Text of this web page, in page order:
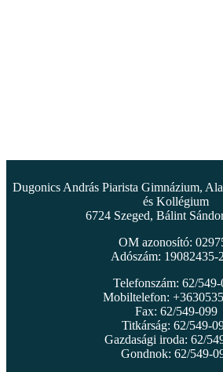
Dugonics András Piarista Gimnázium,
és Kollégium
6724 Szeged, Bálint
OM azonosító:
Adószám: 19082435-
Telefonszám: 62/549-
Mobiltelefon:
Fax: 62/549-099
Titkárság: 62/549-
Gazdasági iroda: 62/
Gondnok: 62/549-